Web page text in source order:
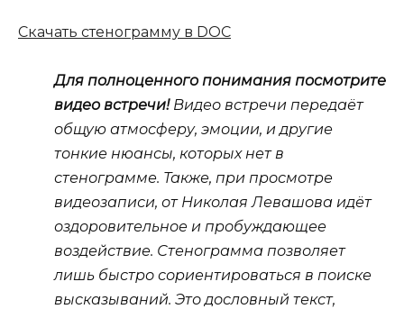
Скачать стенограмму в DOC
Для полноценного понимания посмотрите
видео встречи!Видео встречи передаёт
общую атмосферу, эмоции, и другие
тонкие нюансы, которых нет в
стенограмме. Также, при просмотре
видеозаписи, от Николая Левашова идёт
оздоровительное и пробуждающее
воздействие. Стенограмма позволяет
лишь быстро сориентироваться в поиске
высказываний. Это дословный текст,